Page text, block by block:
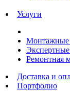
Услуги
Монтажные
Экспертные
Ремонтная
Доставка и
Портфолио